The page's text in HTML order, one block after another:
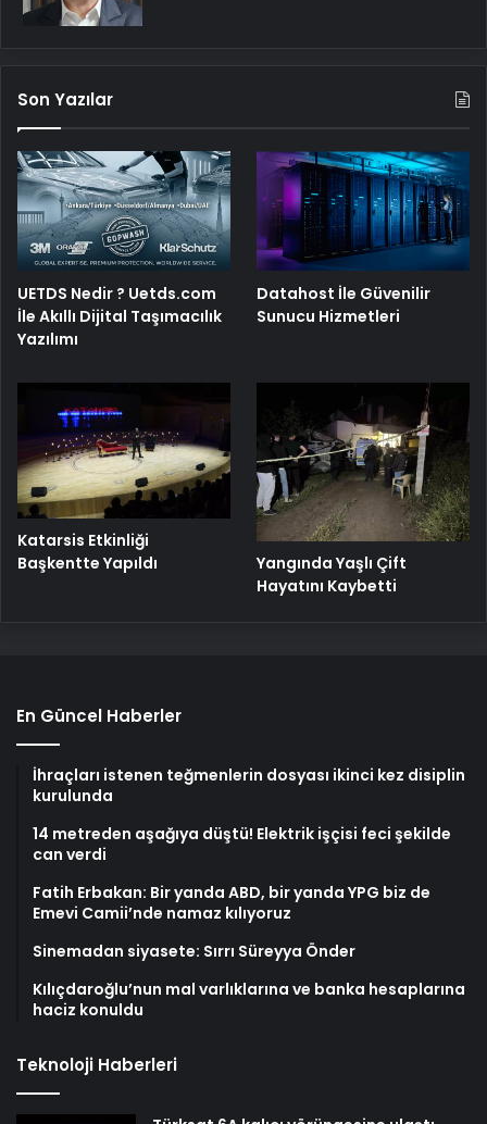
Son Yazılar
UETDS Nedir ? Uetds.com
İle Akıllı Dijital Taşımacılık
Yazılımı
Datahost İle Güvenilir
Sunucu Hizmetleri
Katarsis Etkinliği
Başkentte Yapıldı
Yangında Yaşlı Çift
Hayatını Kaybetti
En Güncel Haberler
İhraçları istenen teğmenlerin dosyası ikinci kez disiplin
kurulunda
14 metreden aşağıya düştü! Elektrik işçisi feci şekilde
can verdi
Fatih Erbakan: Bir yanda ABD, bir yanda YPG biz de
Emevi Camii’nde namaz kılıyoruz
Sinemadan siyasete: Sırrı Süreyya Önder
Kılıçdaroğlu’nun mal varlıklarına ve banka hesaplarına
haciz konuldu
Teknoloji Haberleri